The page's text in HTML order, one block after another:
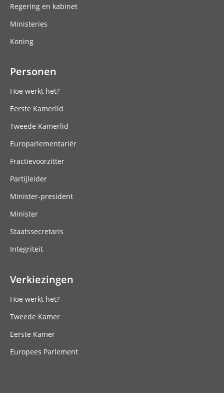
Regering en kabinet
Ministeries
Koning
Personen
Hoe werkt het?
Eerste Kamerlid
Tweede Kamerlid
Europarlementariër
Fractievoorzitter
Partijleider
Minister-president
Minister
Staatssecretaris
Integriteit
Verkiezingen
Hoe werkt het?
Tweede Kamer
Eerste Kamer
Europees Parlement